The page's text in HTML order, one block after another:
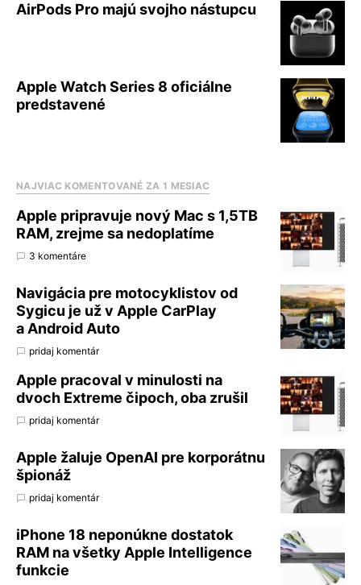
AirPods Pro majú svojho nástupcu
Apple Watch Series 8 oficiálne
predstavené
NAJVIAC KOMENTOVANÉ ZA 1 MESIAC
Apple pripravuje nový Mac s 1,5TB
RAM, zrejme sa nedoplatíme
3 komentáre
Navigácia pre motocyklistov od
Sygicu je už v Apple CarPlay
a Android Auto
pridaj komentár
Apple pracoval v minulosti na
dvoch Extreme čipoch, oba zrušil
pridaj komentár
Apple žaluje OpenAI pre korporátnu
špionáž
pridaj komentár
iPhone 18 neponúkne dostatok
RAM na všetky Apple Intelligence
funkcie